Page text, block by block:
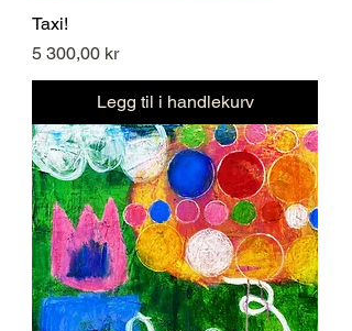
Taxi!
Pris
5 300,00 kr
Legg til i handlekurv